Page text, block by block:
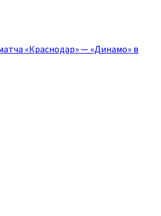
«Краснодар» — «Динамо» в